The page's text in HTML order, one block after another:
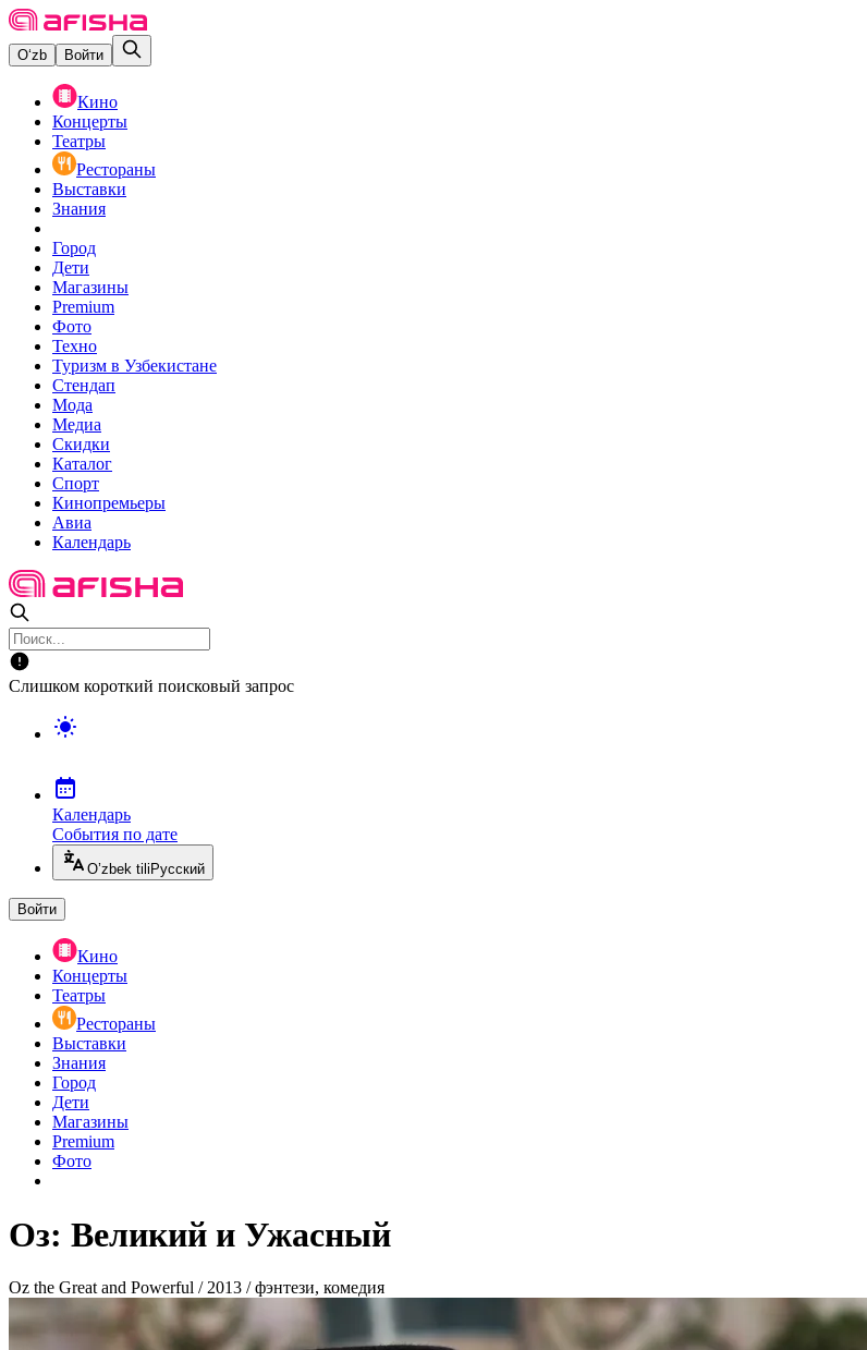
O‘zb Войти
Кино
Концерты
Театры
Рестораны
Выставки
Знания
Город
Дети
Магазины
Premium
Фото
Техно
Туризм в Узбекистане
Стендап
Мода
Медиа
Скидки
Каталог
Спорт
Кинопремьеры
Авиа
Календарь
Слишком короткий поисковый запрос
Календарь
События по дате
O’zbek tili Русский
Войти
Кино
Концерты
Театры
Рестораны
Выставки
Знания
Город
Дети
Магазины
Premium
Фото
Оз: Великий и Ужасный
Oz the Great and Powerful / 2013 / фэнтези, комедия